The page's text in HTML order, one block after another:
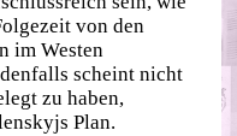
von den
im Westen
scheint nicht
zu haben,
Plan.